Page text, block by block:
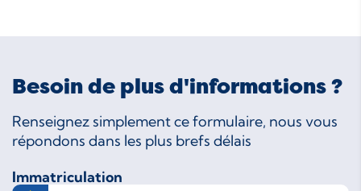
Besoin de plus d'informations ?
Renseignez simplement ce formulaire, nous vous
répondons dans les plus brefs délais
Immatriculation